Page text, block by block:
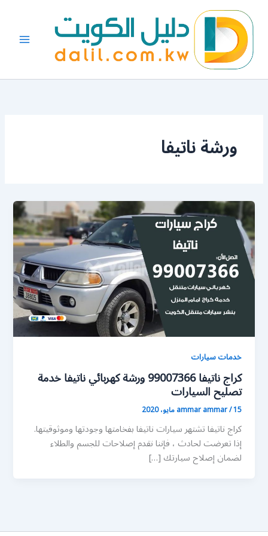
المحتوى
ورشة ناتيفا
خدمات سيارات
كراج ناتيفا 99007366 ورشة كهربائي ناتيفا خدمة
تصليح السيارات
ammar ammar/15 مايو، 2020
كراج ناتيفا تشتهر سيارات ناتيفا بفخامتها وجودتها وموثوقيتها.
إذا تعرضت لحادث ، فإننا نقدم إصلاحات للجسم والطلاء
لضمان إصلاح سيارتك […]